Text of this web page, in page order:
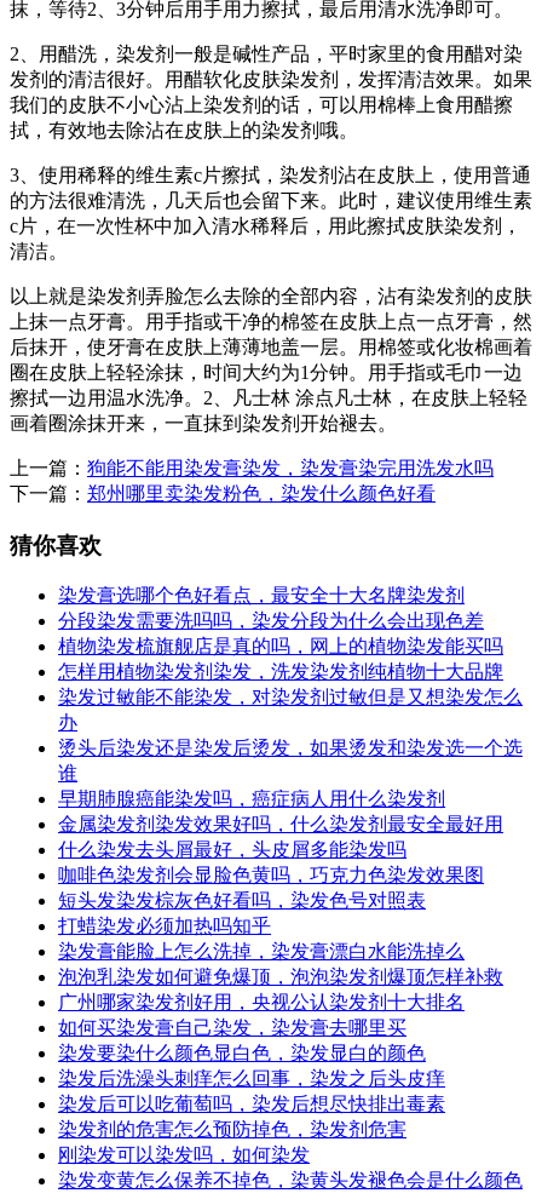
抹，等待2、3分钟后用手用力擦拭，最后用清水洗净即可。
2、用醋洗，染发剂一般是碱性产品，平时家里的食用醋对染
发剂的清洁很好。用醋软化皮肤染发剂，发挥清洁效果。如果
我们的皮肤不小心沾上染发剂的话，可以用棉棒上食用醋擦
拭，有效地去除沾在皮肤上的染发剂哦。
3、使用稀释的维生素c片擦拭，染发剂沾在皮肤上，使用普通
的方法很难清洗，几天后也会留下来。此时，建议使用维生素
c片，在一次性杯中加入清水稀释后，用此擦拭皮肤染发剂，
清洁。
以上就是染发剂弄脸怎么去除的全部内容，沾有染发剂的皮肤
上抹一点牙膏。用手指或干净的棉签在皮肤上点一点牙膏，然
后抹开，使牙膏在皮肤上薄薄地盖一层。用棉签或化妆棉画着
圈在皮肤上轻轻涂抹，时间大约为1分钟。用手指或毛巾一边
擦拭一边用温水洗净。2、凡士林 涂点凡士林，在皮肤上轻轻
画着圈涂抹开来，一直抹到染发剂开始褪去。
上一篇： 狗能不能用染发膏染发，染发膏染完用洗发水吗
下一篇： 郑州哪里卖染发粉色，染发什么颜色好看
猜你喜欢
染发膏选哪个色好看点，最安全十大名牌染发剂
分段染发需要洗吗吗，染发分段为什么会出现色差
植物染发梳旗舰店是真的吗，网上的植物染发能买吗
怎样用植物染发剂染发，洗发染发剂纯植物十大品牌
染发过敏能不能染发，对染发剂过敏但是又想染发怎么
办
烫头后染发还是染发后烫发，如果烫发和染发选一个选
谁
早期肺腺癌能染发吗，癌症病人用什么染发剂
金属染发剂染发效果好吗，什么染发剂最安全最好用
什么染发去头屑最好，头皮屑多能染发吗
咖啡色染发剂会显脸色黄吗，巧克力色染发效果图
短头发染发棕灰色好看吗，染发色号对照表
打蜡染发必须加热吗知乎
染发膏能脸上怎么洗掉，染发膏漂白水能洗掉么
泡泡乳染发如何避免爆顶，泡泡染发剂爆顶怎样补救
广州哪家染发剂好用，央视公认染发剂十大排名
如何买染发膏自己染发，染发膏去哪里买
染发要染什么颜色显白色，染发显白的颜色
染发后洗澡头刺痒怎么回事，染发之后头皮痒
染发后可以吃葡萄吗，染发后想尽快排出毒素
染发剂的危害怎么预防掉色，染发剂危害
刚染发可以染发吗，如何染发
染发变黄怎么保养不掉色，染黄头发褪色会是什么颜色